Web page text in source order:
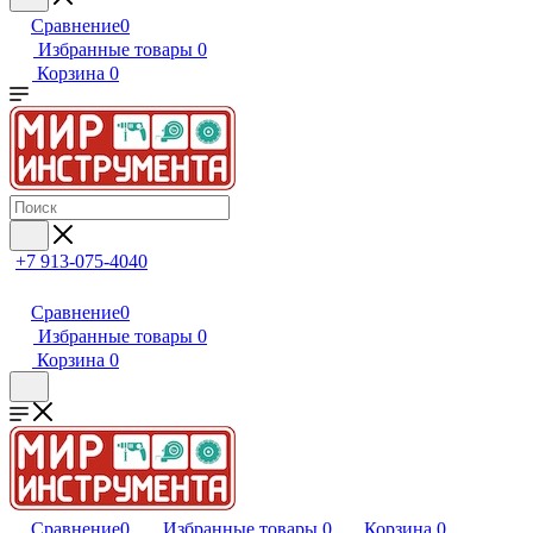
Сравнение0
Избранные товары 0
Корзина 0
+7 913-075-4040
Сравнение0
Избранные товары 0
Корзина 0
Сравнение0 Избранные товары 0 Корзина 0